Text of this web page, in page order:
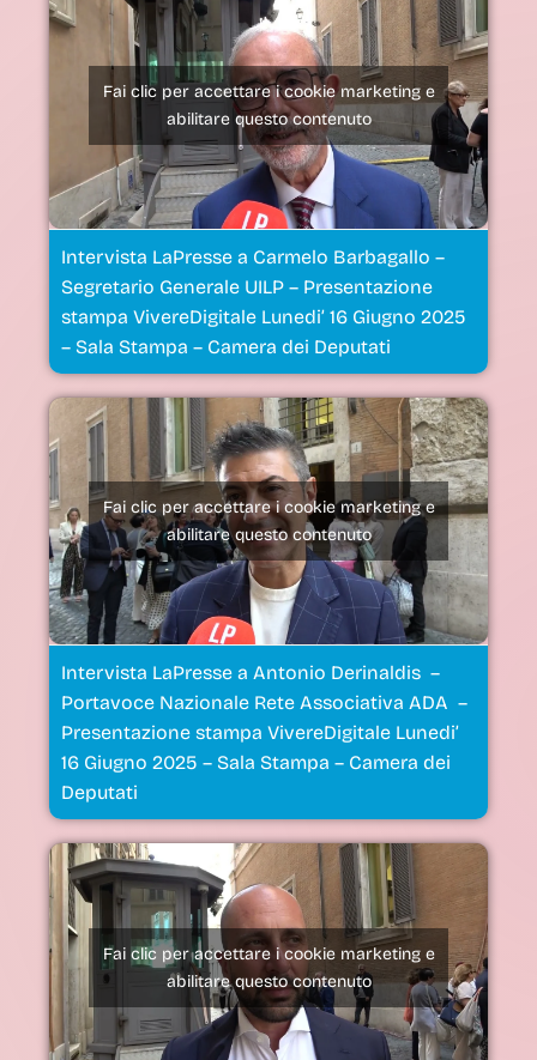
Fai clic per accettare i cookie marketing e
abilitare questo contenuto
Intervista LaPresse a Carmelo Barbagallo –
Segretario Generale UILP – Presentazione
stampa VivereDigitale Lunedi’ 16 Giugno 2025
– Sala Stampa – Camera dei Deputati
Fai clic per accettare i cookie marketing e
abilitare questo contenuto
Intervista LaPresse a Antonio Derinaldis –
Portavoce Nazionale Rete Associativa ADA –
Presentazione stampa VivereDigitale Lunedi’
16 Giugno 2025 – Sala Stampa – Camera dei
Deputati
Fai clic per accettare i cookie marketing e
abilitare questo contenuto